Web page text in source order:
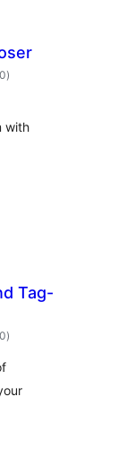
ukupna
ocijena
)
with
Tag-
ukupna
ocijena
)